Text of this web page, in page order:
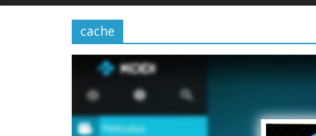
cache